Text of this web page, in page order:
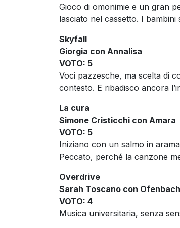
Gioco di omonimie e un gran
lasciato nel cassetto. I
Skyfall
Giorgia con Annalisa
VOTO: 5
Voci pazzesche, ma scelta di
contesto. E ribadisco ancora
La cura
Simone Cristicchi con Amara
VOTO: 5
Iniziano con un salmo in
Peccato, perché la canzone
Overdrive
Sarah Toscano con Ofenbach
VOTO: 4
Musica universitaria, senza